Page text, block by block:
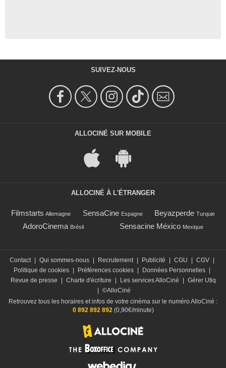
SUIVEZ-NOUS
ALLOCINÉ SUR MOBILE
ALLOCINÉ À L'ÉTRANGER
Filmstarts Allemagne SensaCine Espagne Beyazperde Turquie
AdoroCinema Brésil Sensacine México Mexique
Contact Qui sommes-nous Recrutement Publicité CGU CGV
Politique de cookies
Préférences cookies Données Personnelles
Revue de presse
Charte d'écriture Les services AlloCiné
Gérer Utiq
©AlloCiné
Retrouvez tous les horaires et infos de votre cinéma sur le numéro AlloCiné :
0 892 892 892(0,90€/minute)